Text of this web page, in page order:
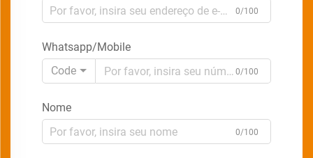
0/100
Whatsapp/Mobile
Code
0/100
Nome
0/100